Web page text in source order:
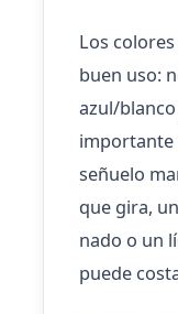
Los
buen uso:
azul/
importante
señuelo
que gira,
nado o un
puede